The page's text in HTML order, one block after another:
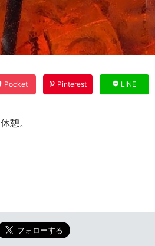
Pocket Pinterest LINE
憩。